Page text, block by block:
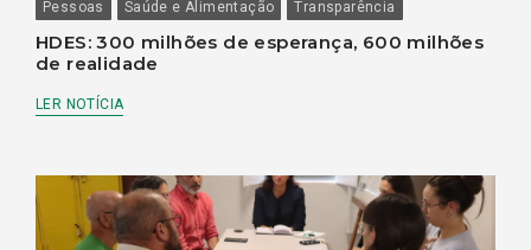
Pessoas Saúde e Alimentação Transparência
HDES: 300 milhões de esperança, 600 milhões
de realidade
LER NOTÍCIA